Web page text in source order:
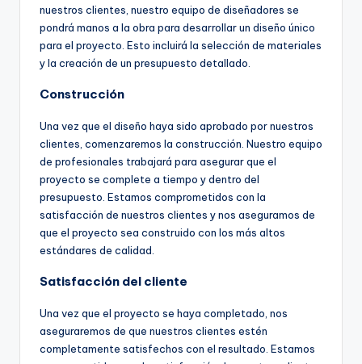
nuestros clientes, nuestro equipo de diseñadores se
pondrá manos a la obra para desarrollar un diseño único
para el proyecto. Esto incluirá la selección de materiales
y la creación de un presupuesto detallado.
Construcción
Una vez que el diseño haya sido aprobado por nuestros
clientes, comenzaremos la construcción. Nuestro equipo
de profesionales trabajará para asegurar que el
proyecto se complete a tiempo y dentro del
presupuesto. Estamos comprometidos con la
satisfacción de nuestros clientes y nos aseguramos de
que el proyecto sea construido con los más altos
estándares de calidad.
Satisfacción del cliente
Una vez que el proyecto se haya completado, nos
aseguraremos de que nuestros clientes estén
completamente satisfechos con el resultado. Estamos